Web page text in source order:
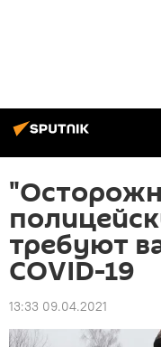
требуют
COVID-19
13:33 09.04.2021